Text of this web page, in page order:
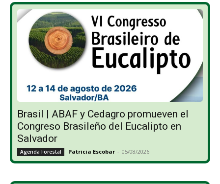
Brasil | ABAF y Cedagro promueven el
Congreso Brasileño del Eucalipto en
Salvador
Agenda Forestal Patricia Escobar - 05/08/2026